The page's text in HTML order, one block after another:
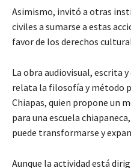
Asimismo, invitó a otras
civiles a sumarse a estas
favor de los derechos
La obra audiovisual, escrita
relata la filosofía y método
Chiapas, quien propone un
para una escuela
puede transformarse y
Aunque la actividad está